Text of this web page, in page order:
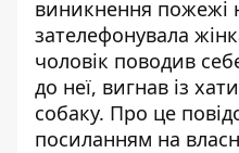
виникнення пожежі
зателефонувала
чоловік поводив
до неї, вигнав із
собаку. Про це
посиланням на